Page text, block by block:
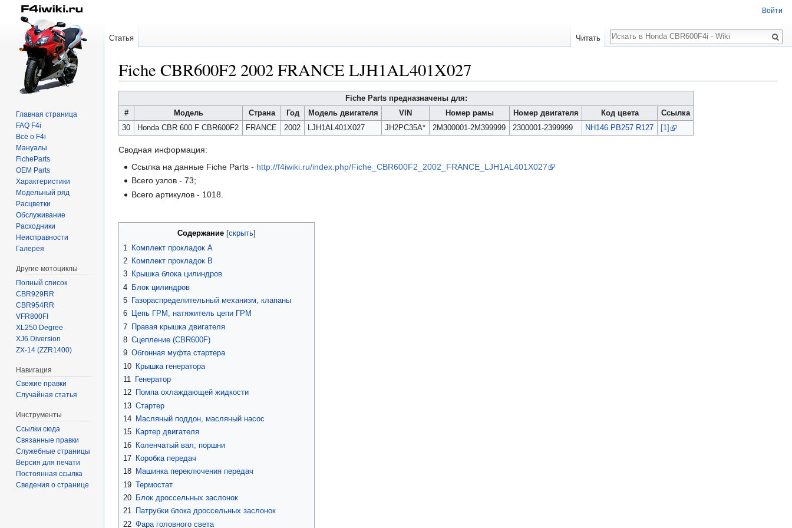
Fiche CBR600F2 2002 FRANCE LJH1AL401X027
навигации
поиску
Fiche Parts предназначены для:
#
Модель Страна Год Модель двигателя VIN Номер рамы Номер двигателя Код цвета
Ссылка
30
Honda CBR 600 F CBR600F2 FRANCE 2002 LJH1AL401X027 JH2PC35A* 2M300001-2M399999 2300001-2399999 NH146 PB257 R127 [1]
Сводная информация:
Ссылка на данные Fiche Parts - http://f4iwiki.ru/index.php/Fiche_CBR600F2_2002_FRANCE_LJH1AL401X027
Всего узлов - 73;
Всего артикулов - 1018.
Содержание
1
Комплект прокладок A
2 Комплект прокладок B
3 Крышка блока цилиндров
4 Блок цилиндров
5 Газораспределительный механизм, клапаны
6 Цепь ГРМ, натяжитель цепи ГРМ
7 Правая крышка двигателя
8 Сцепление (CBR600F)
9 Обгонная муфта стартера
10 Крышка генератора
11 Генератор
12 Помпа охлаждающей жидкости
13 Стартер
14 Масляный поддон, масляный насос
15 Картер двигателя
16 Коленчатый вал, поршни
17 Коробка передач
18 Машинка переключения передач
19 Термостат
20 Блок дроссельных заслонок
21 Патрубки блока дроссельных заслонок
22 Фара головного света
Войти
Статья Читать
Поиск
Главная страница
FAQ F4i
Всё о F4i
Мануалы
FicheParts
OEM Parts
Характеристики
Модельный ряд
Расцветки
Обслуживание
Расходники
Неисправности
Галерея
Другие мотоциклы
Полный список
CBR929RR
CBR954RR
VFR800FI
XL250 Degree
XJ6 Diversion
ZX-14 (ZZR1400)
Навигация
Свежие правки
Случайная статья
Инструменты
Ссылки сюда
Связанные правки
Служебные страницы
Версия для печати
Постоянная ссылка
Сведения о странице